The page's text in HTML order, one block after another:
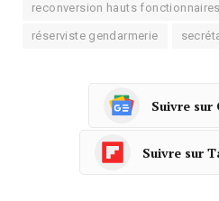
reconversion hauts fonctionnaires
réserviste gendarmerie
Suivre sur
Suivre sur